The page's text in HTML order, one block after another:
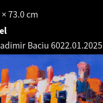
73.0 cm
Baciu 6022.01.2025